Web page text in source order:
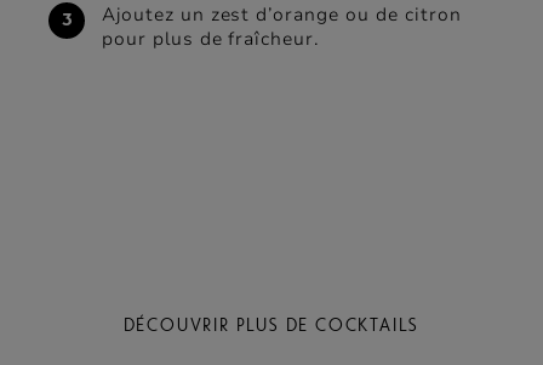
Ajoutez un zest d’orange ou de citron
pour plus de fraîcheur.
DÉCOUVRIR PLUS DE COCKTAILS